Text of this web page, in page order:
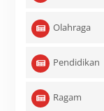
Olahraga
Pendidikan
Ragam